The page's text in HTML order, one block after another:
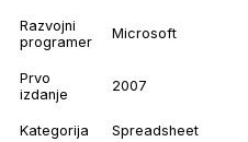
Razvojni
programer
Microsoft
Prvo
izdanje
2007
Kategorija Spreadsheet